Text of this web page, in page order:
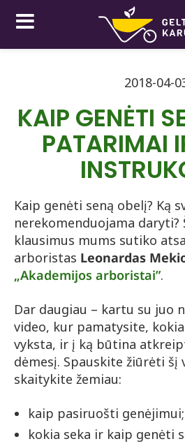
2018-04-
KAIP GENĖTI
PATARIMAI
Kaip genėti seną obelį? Ką
nerekomenduojama daryti?
klausimus mums sutiko
arboristas Leonardas
„Akademijos arboristai”.
Dar daugiau – kartu su juo
video, kur pamatysite,
vyksta, ir į ką būtina
dėmesį. Spauskite žiūrėti šį
skaitykite žemiau:
kaip pasiruošti genėjimui;
kokia seka ir kaip genėti